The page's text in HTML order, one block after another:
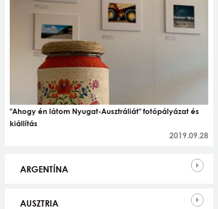
"Ahogy én látom Nyugat-Ausztráliát" fotópályázat és
kiállítás
2019.09.28
Országok
ARGENTÍNA
AUSZTRIA